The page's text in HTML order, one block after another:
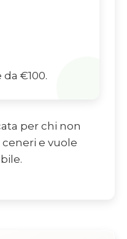
€100.
per chi non
e vuole